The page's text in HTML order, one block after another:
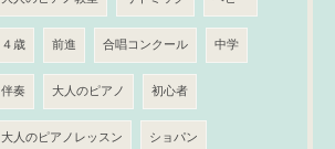
４歳 前進 合唱コンクール 中学
伴奏 大人のピアノ 初心者
大人のピアノレッスン ショパン